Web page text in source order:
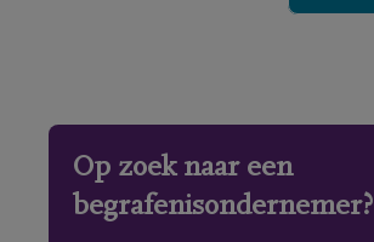
Op zoek naar een
begrafenisondernemer?